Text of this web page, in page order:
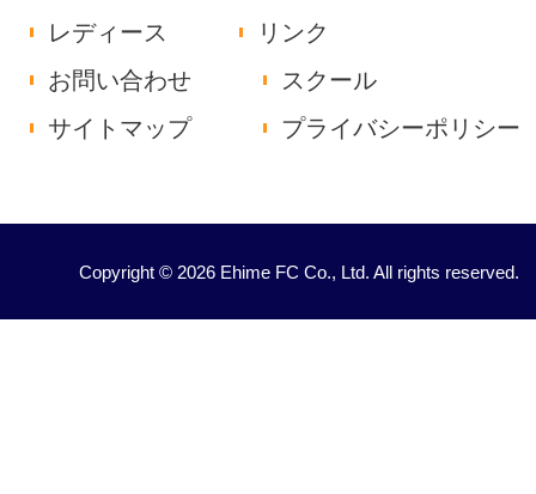
レディース
リンク
お問い合わせ
スクール
サイトマップ
プライバシーポリシー
Copyright © 2026 Ehime FC Co., Ltd. All rights reserved.